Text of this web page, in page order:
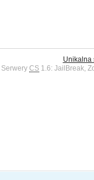
Unikalna
Serwery CS 1.6: JailBreak,